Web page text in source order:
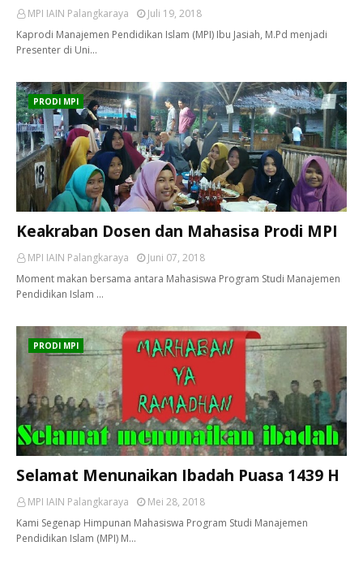
MPI IAIN Palangkaraya
Juli 19, 2018
Kaprodi Manajemen Pendidikan Islam (MPI) Ibu Jasiah, M.Pd menjadi
Presenter di Uni…
PRODI MPI
Keakraban Dosen dan Mahasisa Prodi MPI
MPI IAIN Palangkaraya
Juni 07, 2018
Moment makan bersama antara Mahasiswa Program Studi Manajemen
Pendidikan Islam …
PRODI MPI
Selamat Menunaikan Ibadah Puasa 1439 H
MPI IAIN Palangkaraya
Mei 28, 2018
Kami Segenap Himpunan Mahasiswa Program Studi Manajemen
Pendidikan Islam (MPI) M…